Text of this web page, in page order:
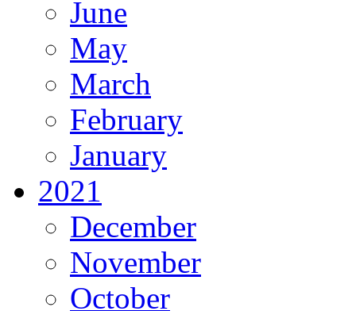
June
May
March
February
January
2021
December
November
October